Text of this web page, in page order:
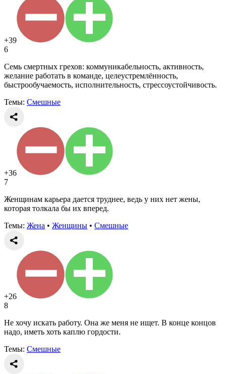
+39
6
Семь смертных грехов: коммуникабельность, активность,
желание работать в команде, целеустремлённость,
быстрообучаемость, исполнительность, стрессоустойчивость.
Темы: Смешные
+36
7
Женщинам карьера дается труднее, ведь у них нет жены,
которая толкала бы их вперед.
Темы: Жена • Женщины • Смешные
+26
8
Не хочу искать работу. Она же меня не ищет. В конце концов
надо, иметь хоть каплю гордости.
Темы: Смешные